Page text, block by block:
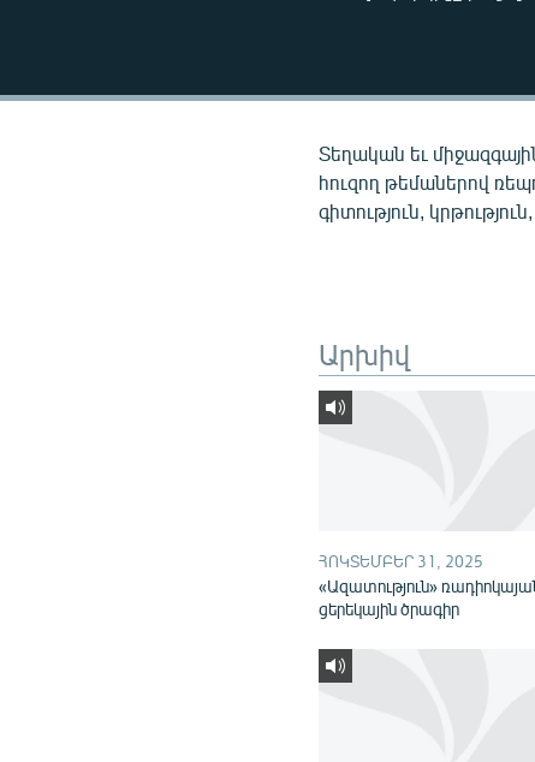
ՍՊՈՐՏ
Տեղական եւ
հուզող թեմաներով
գիտություն,
Արխիվ
ՀՈԿՏԵՄԲԵՐ 31, 2025
«Ազատություն»
ցերեկային ծրագիր